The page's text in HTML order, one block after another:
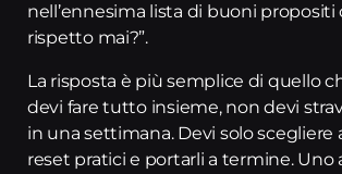
nell’ennesima lista di buoni propositi
rispetto mai?”.
La risposta è più semplice di quello
devi fare tutto insieme, non devi
in una settimana. Devi solo scegliere
reset pratici e portarli a termine. Uno